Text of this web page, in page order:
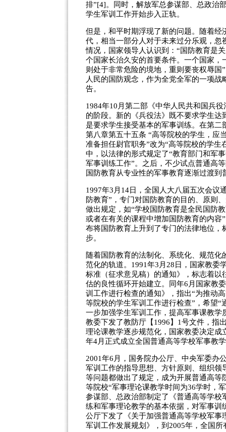
排”[4]。同时，解放军总参谋部、总政治
学生军训工作开始步入正轨。
但是，和平时期浮现了新的问题。随着
代，相当一部分人对于未来过分乐观，
情况，国家领导人认识到：“国防教育是
个国家长治久安的首要条件。一个国家
则处于非常危险的境地，重则要丧权辱
人民的国防观念，作为全党全军的一项
告。
1984年10月第二部《中华人民共和国兵
的阶段。新的《兵役法》既不要求学生
是要求学生接受基本的军事训练。在第
第八章第五十五条 “高等院校的学生，应
准备担任尉官职务”改为“高等院校的学
中，以法律的形式规定了“教育部门和军
军事训练工作”。之后，不少试点普通高
国防教育从专业性的军事教育逐渐过渡到
1997年3月14日，全国人大八届五次会议
防教育”，专门对国防教育的目的、原则
做出规定，如“学校国防教育是全民国防
或者在有关的课程中增加国防教育的内容
布将国防教育上升到了专门的法律地位
步。
随着国防教育的法制化、系统化、规范
范化的轨道。1991年3月28日，国家教委
标准（征求意见稿）的通知》，标志着
估的良性循环开始建立。同年6月国家教
训工作进行检查的通知》，指出“为推动
等院校的学生军训工作进行检查”，希望
一步加强学生军训工作，提高军事课教学
教委下发了教防厅【1996】1号文件，指
理论课教学逐步规范化，国家教委决定
年4月正式成立全国普通高等学校军事教
2001年6月，国务院办公厅、中央军委办
军训工作的指导思想、方针原则、组织
等问题都做出了规定，成为开展普通高
等院校“军事理论课教学时间为36学时，
参谋部、总政治部制定了《普通高等学
练和军事理论教学的基本依据，对军事
公厅下发了《关于加强普通高等学校军
军训工作发展规划》，到2005年，全国